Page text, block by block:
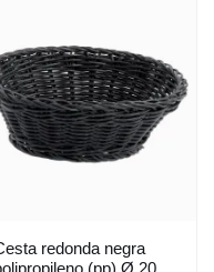
redonda negra
(pp) Ø 20